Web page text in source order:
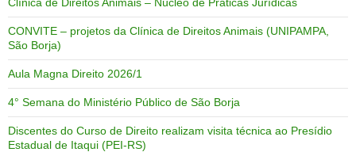
CONVITE – projetos da Clínica de Direitos Animais (UNIPAMPA,
São Borja)
Aula Magna Direito 2026/1
4° Semana do Ministério Público de São Borja
Discentes do Curso de Direito realizam visita técnica ao Presídio
Estadual de Itaqui (PEI-RS)